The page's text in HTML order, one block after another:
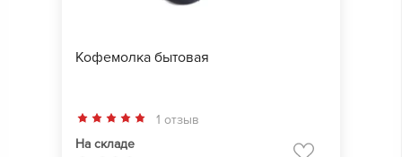
Кофемолка бытовая
1 отзыв
На складе